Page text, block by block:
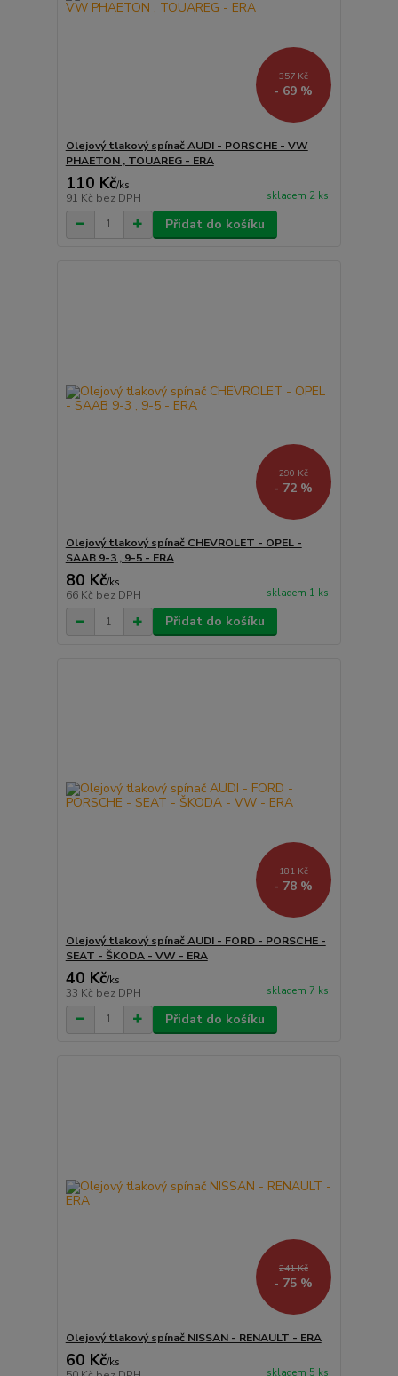
357 Kč
- 69 %
Olejový tlakový spínač AUDI - PORSCHE - VW
PHAETON , TOUAREG - ERA
110 Kč/ks
91 Kč bez DPH skladem 2 ks
Přidat do košíku
290 Kč
- 72 %
Olejový tlakový spínač CHEVROLET - OPEL -
SAAB 9-3 , 9-5 - ERA
80 Kč/ks
66 Kč bez DPH skladem 1 ks
Přidat do košíku
181 Kč
- 78 %
Olejový tlakový spínač AUDI - FORD - PORSCHE -
SEAT - ŠKODA - VW - ERA
40 Kč/ks
33 Kč bez DPH skladem 7 ks
Přidat do košíku
241 Kč
- 75 %
Olejový tlakový spínač NISSAN - RENAULT - ERA
60 Kč/ks
skladem 5 ks